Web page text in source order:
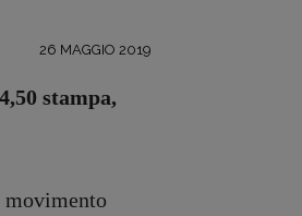
26 MAGGIO 2019
stampa,
movimento